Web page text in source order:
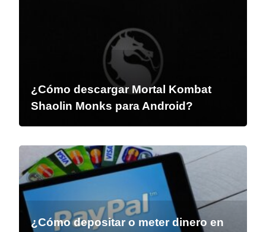
¿Cómo descargar Mortal Kombat
Shaolin Monks para Android?
¿Cómo depositar o meter dinero en